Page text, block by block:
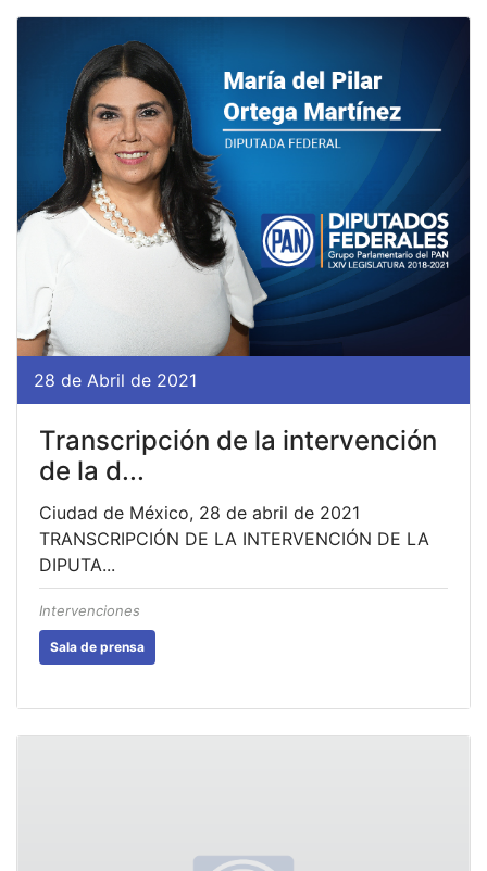
28 de Abril de 2021
Transcripción de la intervención
de la d...
Ciudad de México, 28 de abril de 2021
TRANSCRIPCIÓN DE LA INTERVENCIÓN DE LA
DIPUTA...
Intervenciones
Sala de prensa